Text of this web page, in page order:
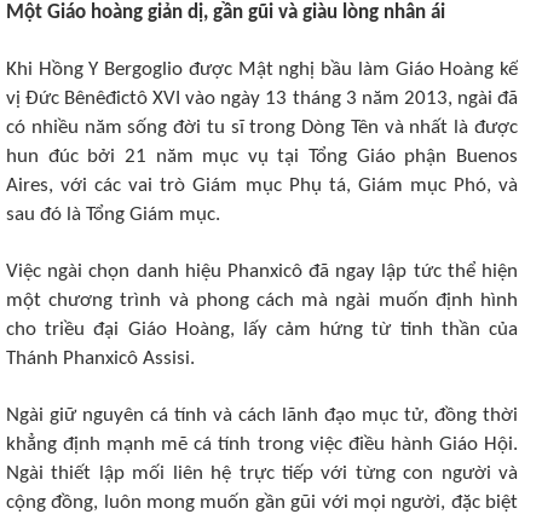
Một Giáo hoàng giản dị, gần gũi và giàu lòng nhân ái
Khi Hồng Y Bergoglio được Mật nghị bầu làm Giáo Hoàng kế
vị Đức Bênêđictô XVI vào ngày 13 tháng 3 năm 2013, ngài đã
có nhiều năm sống đời tu sĩ trong Dòng Tên và nhất là được
hun đúc bởi 21 năm mục vụ tại Tổng Giáo phận Buenos
Aires, với các vai trò Giám mục Phụ tá, Giám mục Phó, và
sau đó là Tổng Giám mục.
Việc ngài chọn danh hiệu Phanxicô đã ngay lập tức thể hiện
một chương trình và phong cách mà ngài muốn định hình
cho triều đại Giáo Hoàng, lấy cảm hứng từ tinh thần của
Thánh Phanxicô Assisi.
Ngài giữ nguyên cá tính và cách lãnh đạo mục tử, đồng thời
khẳng định mạnh mẽ cá tính trong việc điều hành Giáo Hội.
Ngài thiết lập mối liên hệ trực tiếp với từng con người và
cộng đồng, luôn mong muốn gần gũi với mọi người, đặc biệt